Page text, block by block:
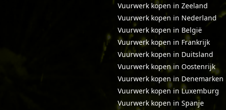
Vuurwerk kopen in Zeeland
Vuurwerk kopen in Nederland
Vuurwerk kopen in België
Vuurwerk kopen in Frankrijk
Vuurwerk kopen in Duitsland
Vuurwerk kopen in Oostenrijk
Vuurwerk kopen in Denemarken
Vuurwerk kopen in Luxemburg
Vuurwerk kopen in Spanje